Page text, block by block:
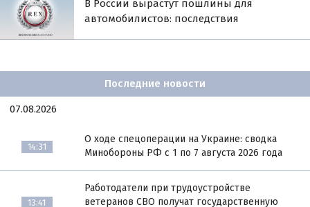
В России вырастут пошлины для
автомобилистов: последствия
Последние новости
07.08.2026
14:31
О ходе спецоперации на Украине: сводка
Минобороны РФ с 1 по 7 августа 2026 года
13:41
Работодатели при трудоустройстве
ветеранов СВО получат государственную